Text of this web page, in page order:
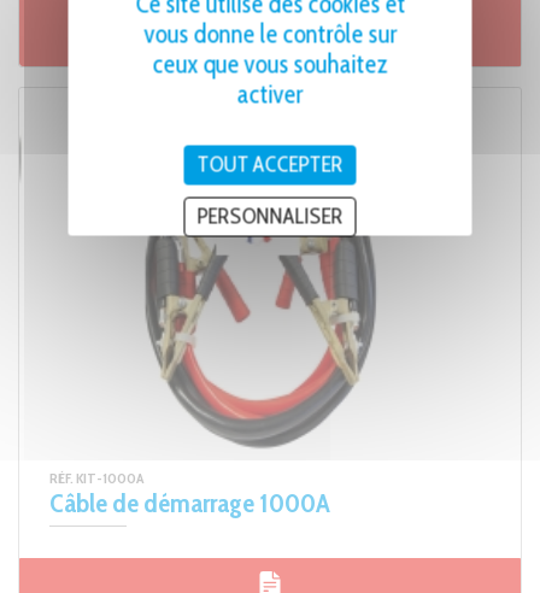
Fiche produit
RÉF. KIT-1000A
Câble de démarrage 1000A
vous donne le contrôle sur
ceux que vous souhaitez
activer
TOUT ACCEPTER
PERSONNALISER